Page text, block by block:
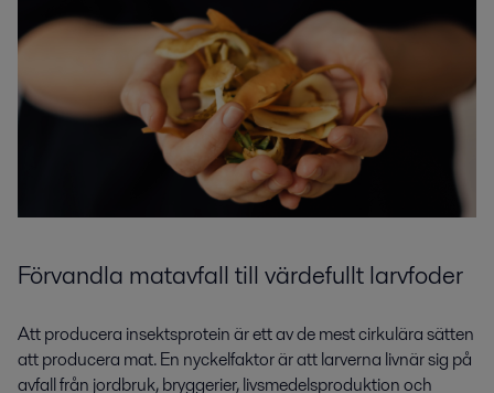
Förvandla matavfall till värdefulltlarvfoder
Att producera insektsprotein är ett av de mest cirkulära sätten
att producera mat. En nyckelfaktor är att larverna livnär sig på
avfall från jordbruk, bryggerier, livsmedelsproduktion och